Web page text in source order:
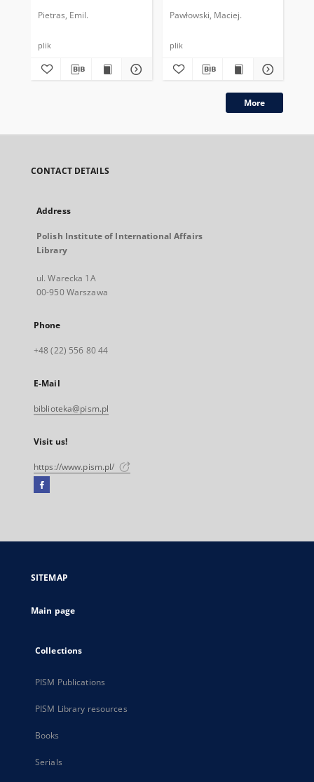
Pietras, Emil.
plik
Pawłowski, Maciej.
plik
More
CONTACT DETAILS
Address
Polish Institute of International Affairs
Library
ul. Warecka 1A
00-950 Warszawa
Phone
+48 (22) 556 80 44
E-Mail
biblioteka@pism.pl
Visit us!
https://www.pism.pl/
Facebook
open
new
SITEMAP
Main page
Collections
PISM Publications
PISM Library resources
Books
Serials